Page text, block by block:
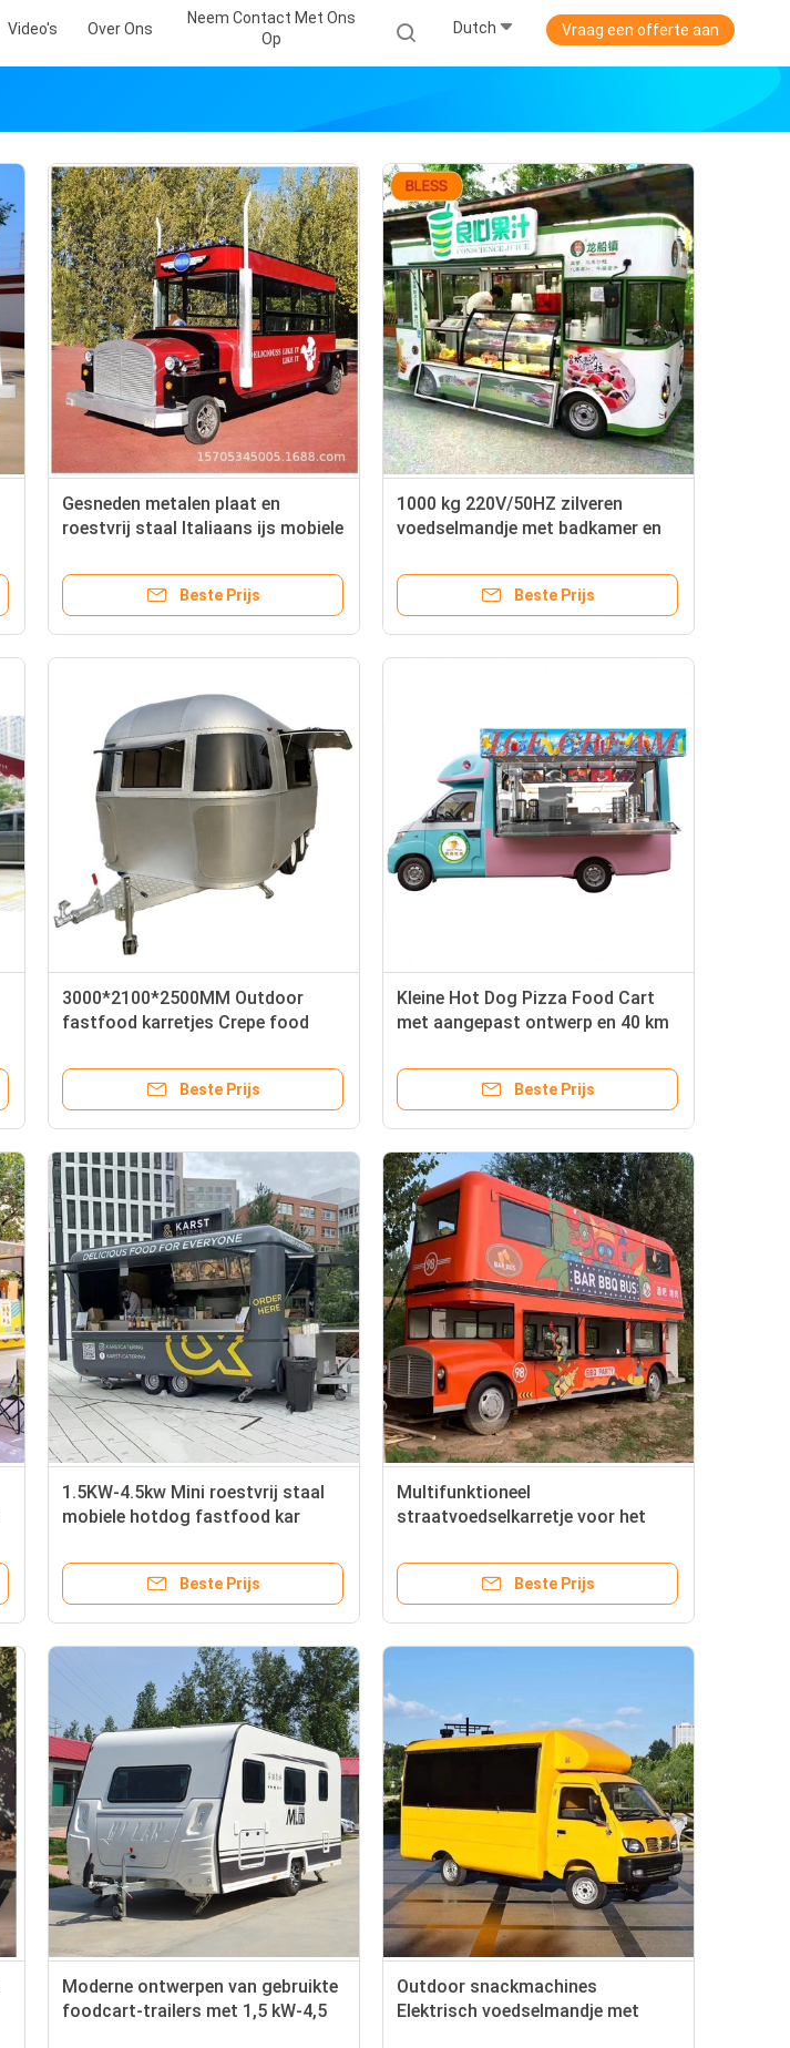
Video's Over Ons
Neem Contact Met Ons
Op
Dutch Vraag een offerte aan
Gesneden metalen plaat en
roestvrij staal Italiaans ijs mobiele
Beste Prijs
1000 kg 220V/50HZ zilveren
voedselmandje met badkamer en
Beste Prijs
3000*2100*2500MM Outdoor
fastfood karretjes Crepe food
Beste Prijs
Kleine Hot Dog Pizza Food Cart
met aangepast ontwerp en 40 km
Beste Prijs
1.5KW-4.5kw Mini roestvrij staal
mobiele hotdog fastfood kar
Beste Prijs
Multifunktioneel
straatvoedselkarretje voor het
Beste Prijs
Moderne ontwerpen van gebruikte
foodcart-trailers met 1,5 kW-4,5
Outdoor snackmachines
Elektrisch voedselmandje met